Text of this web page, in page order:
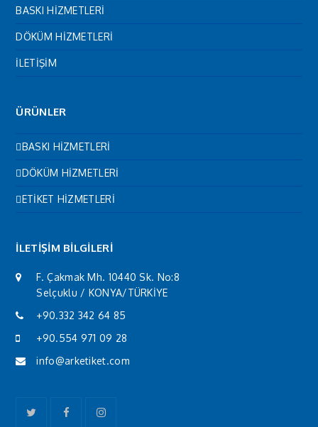
BASKI HİZMETLERİ
DÖKÜM HİZMETLERİ
İLETİŞİM
ÜRÜNLER
BASKI HİZMETLERİ
DÖKÜM HİZMETLERİ
ETİKET HİZMETLERİ
İLETİŞİM BİLGİLERİ
F. Çakmak Mh. 10440 Sk. No:8
Selçuklu / KONYA/TÜRKİYE
+90.332 342 64 85
+90.554 971 09 28
info@arketiket.com
TwitterFacebookInstagram